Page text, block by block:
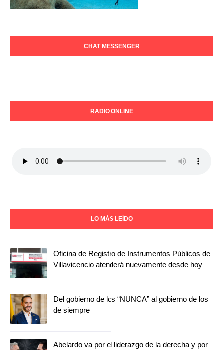
CHAT MESSENGER
RADIO ONLINE
LO MÁS LEÍDO
Oficina de Registro de Instrumentos Públicos de
Villavicencio atenderá nuevamente desde hoy
Del gobierno de los “NUNCA” al gobierno de los
de siempre
Abelardo va por el liderazgo de la derecha y por